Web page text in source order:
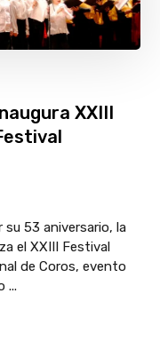
XXIII
su 53 aniversario, la
el XXIII Festival
de Coros, evento
...